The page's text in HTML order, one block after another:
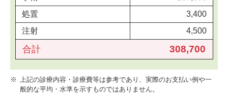
処置
3,400
注射
4,500
合計 308,700
※ 上記の診療内容・診療費等は参考であり、実際のお支払い例や一
般的な平均・水準を示すものではありません。